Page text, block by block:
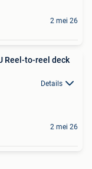
2 mei 26
Reel-to-reel deck
Details
2 mei 26